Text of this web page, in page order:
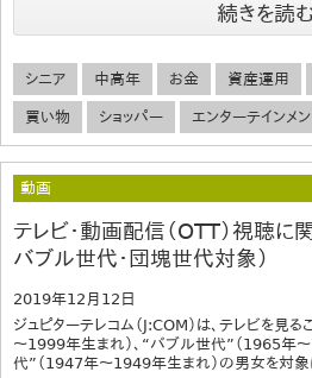
続きを読
シニア 中高年 お金 資産運用
買い物 ショッパー エンターテインメン
動画
テレビ・動画配信（OTT）視聴に
バブル世代・団塊世代対象）
2019年12月12日
ジュピターテレコム（J:COM）は、テレビを見
～1999年生まれ）、“バブル世代”（1965年
代”（1947年～1949年生まれ）の男女を対象